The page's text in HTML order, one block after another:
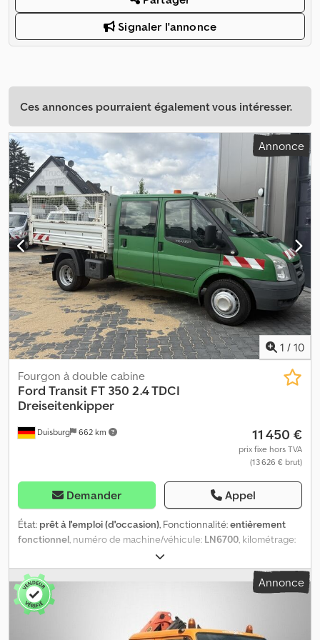
Signaler l'annonce
Ces annonces pourraient également vous intéresser.
Annonce
1 / 10
Duisburg 662 km
Fourgon à double cabine
Ford Transit FT 350 2.4 TDCI
Dreiseitenkipper
11 450 €
prix fixe hors TVA
(13 626 € brut)
Demander Appel
État: prêt à l'emploi (d'occasion), Fonctionnalité:entièrement
fonctionnel , numéro de machine/véhicule: LN6700 , kilométrage:
85 kW (115,57 ch)
immatriculation:02/2008, type de carburant:diesel, poids à vide:
2 460 kg, poids maximal de charge: , poids total: 3 500 kg,
configuration d'essieux:
carburant:
, type d'engrenage:
, classe d'émission:Euro 4, nombre de
Annonce